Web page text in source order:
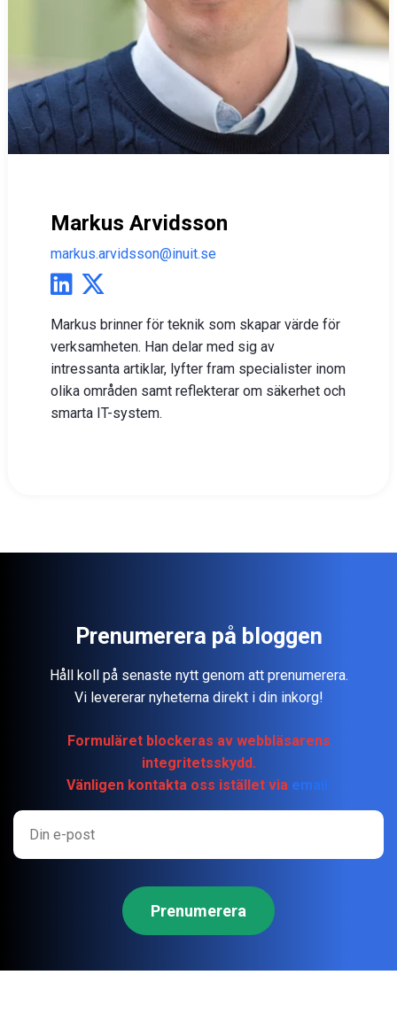
Markus Arvidsson
markus.arvidsson@inuit.se
Markus brinner för teknik som skapar värde för
verksamheten. Han delar med sig av
intressanta artiklar, lyfter fram specialister inom
olika områden samt reflekterar om säkerhet och
smarta IT-system.
Prenumerera på bloggen
Håll koll på senaste nytt genom att prenumerera.
Vi levererar nyheterna direkt i din inkorg!
Formuläret blockeras av webbläsarens
integritetsskydd.
Vänligen kontakta oss istället via email.